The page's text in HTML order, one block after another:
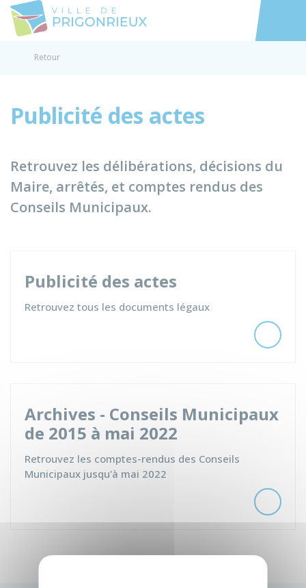
Accéder
Retour
Publicité des actes
Retrouvez les délibérations, décisions du
Maire, arrêtés, et comptes rendus des
Conseils Municipaux.
Publicité des actes
Retrouvez tous les documents légaux
Archives - Conseils Municipaux
de 2015 à mai 2022
Retrouvez les comptes-rendus des Conseils
Municipaux jusqu'à mai 2022